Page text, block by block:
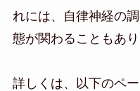
れには、自律神経の
態が関わることもあり
詳しくは、以下のペ